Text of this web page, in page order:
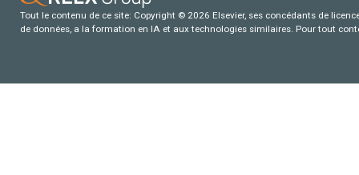
Tout le contenu de ce site: Copyright © 2026 Elsevier, ses concédants de
de données, a la formation en IA et aux technologies similaires. Pour tout